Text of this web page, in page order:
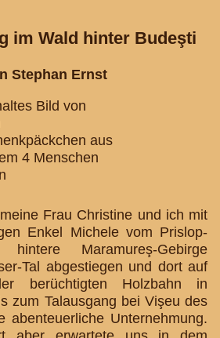
im Wald hinter Budeşti
Stephan Ernst
Frau Christine und ich mit
Enkel Michele vom Prislop-
Maramureş-Gebirge
Tal abgestiegen und dort auf
berüchtigten Holzbahn in
zum Talausgang bei Vişeu des
abenteuerliche Unternehmung.